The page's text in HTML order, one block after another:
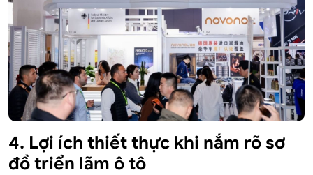
4. Lợi ích thiết thực khi nắm rõ sơ
đồ triển lãm ô tô